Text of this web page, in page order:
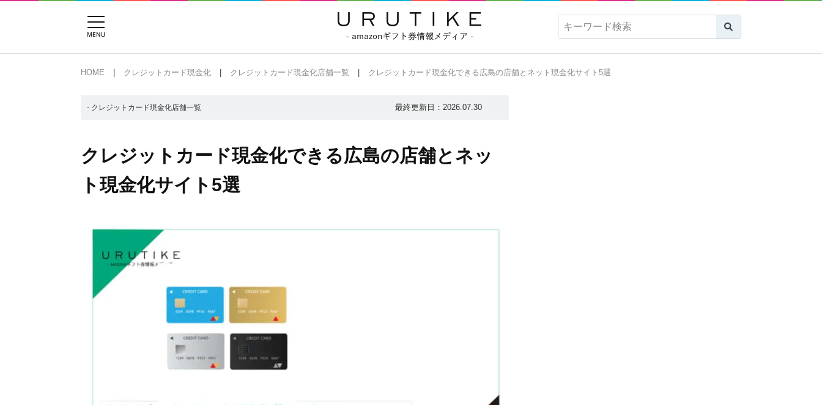
HOME クレジットカード現金化 クレジットカード現金化店舗一覧 クレジットカード現金化できる広島の店舗とネット現金化サイト5選
- クレジットカード現金化店舗一覧 最終更新日： 2026.07.30
クレジットカード現金化できる広島の店舗とネッ
ト現金化サイト5選